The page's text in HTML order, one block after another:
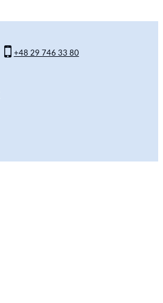
+48 29 746 33 80